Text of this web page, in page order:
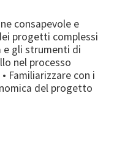
consapevole e
progetti complessi
e gli strumenti di
nel processo
Familiarizzare con i
del progetto